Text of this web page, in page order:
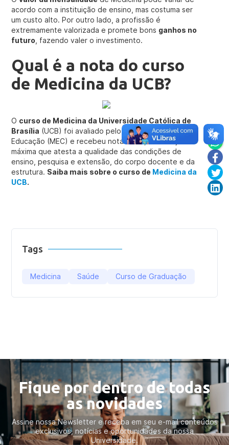
acordo com a instituição de ensino, mas costuma ser
um custo alto. Por outro lado, a profissão é
extremamente valorizada e promete bons ganhos no
futuro , fazendo valer o investimento.
Qual é a nota do curso
de Medicina da UCB?
O curso de Medicina da Universidade Católica de
Brasília (UCB) foi avaliado pelo Ministério da
Educação (MEC) e recebeu nota cinco, a avaliação
máxima que atesta a qualidade das condições de
ensino, pesquisa e extensão, do corpo docente e da
estrutura. Saiba mais sobre o curso de Medicina da
UCB.
Tags
Medicina Saúde Curso de Graduação
Fique por dentro de todas
as novidades
Assine nossa Newsletter e receba em seu e-mail conteúdos
exclusivos, notícias e oportunidades da nossa
Universidade.